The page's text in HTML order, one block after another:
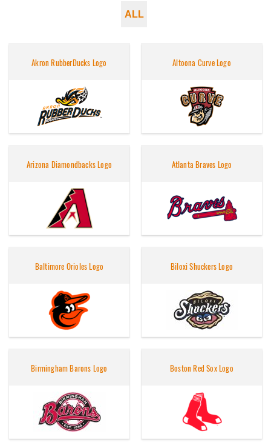
ALL
Akron RubberDucks Logo Altoona Curve Logo
Arizona Diamondbacks Logo Atlanta Braves Logo
Baltimore Orioles Logo Biloxi Shuckers Logo
Birmingham Barons Logo Boston Red Sox Logo